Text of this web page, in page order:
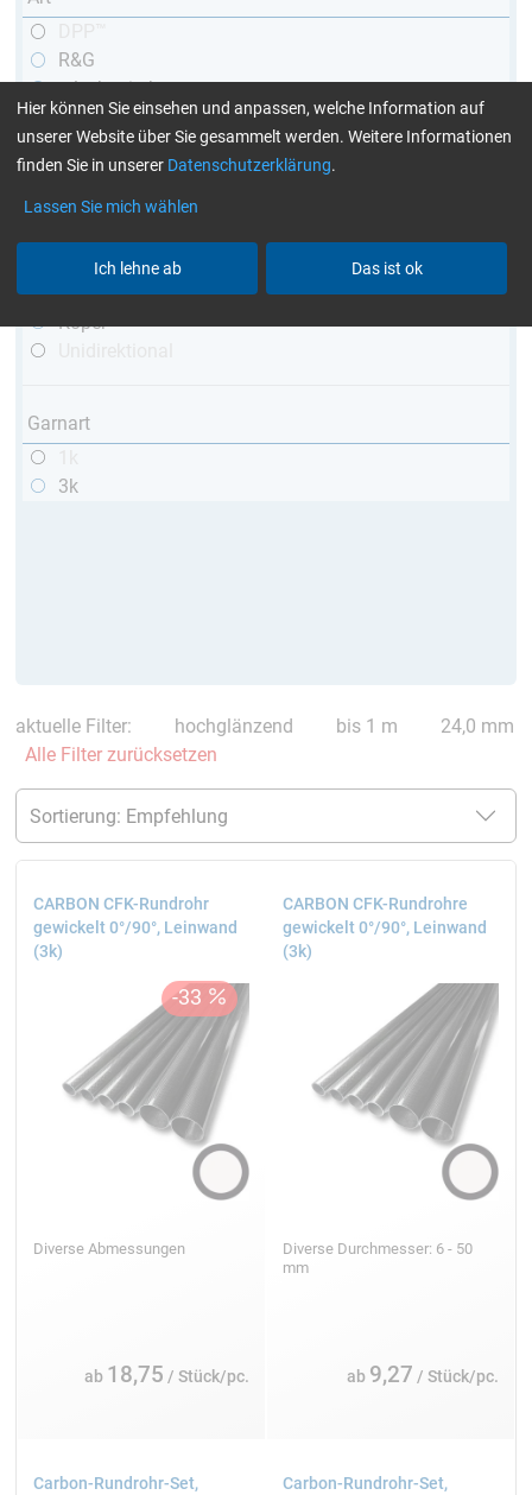
R&G
teleskopierbar
konisch
matt
hochglänzend
mit Gewinde
Leinwand
Köper
Garnart
3k
aktuelle Filter: hochglänzend bis 1 m
24,0 mm
Alle Filter zurücksetzen
CARBON CFK-Rundrohr
gewickelt 0°/90°, Leinwand
(3k)
Diverse Abmessungen
ab 18,75 / Stück/pc.
CARBON CFK-Rundrohre
gewickelt 0°/90°, Leinwand
(3k)
Diverse Durchmesser: 6 - 50
mm
ab 9,27 / Stück/pc.
Carbon-Rundrohr-Set,
Carbon-Rundrohr-Set,
Hier können Sie einsehen und anpassen, welche Information auf
unserer Website über Sie gesammelt werden. Weitere Informationen
finden Sie in unserer Datenschutzerklärung.
Lassen Sie mich wählen
Ich lehne ab Das ist ok